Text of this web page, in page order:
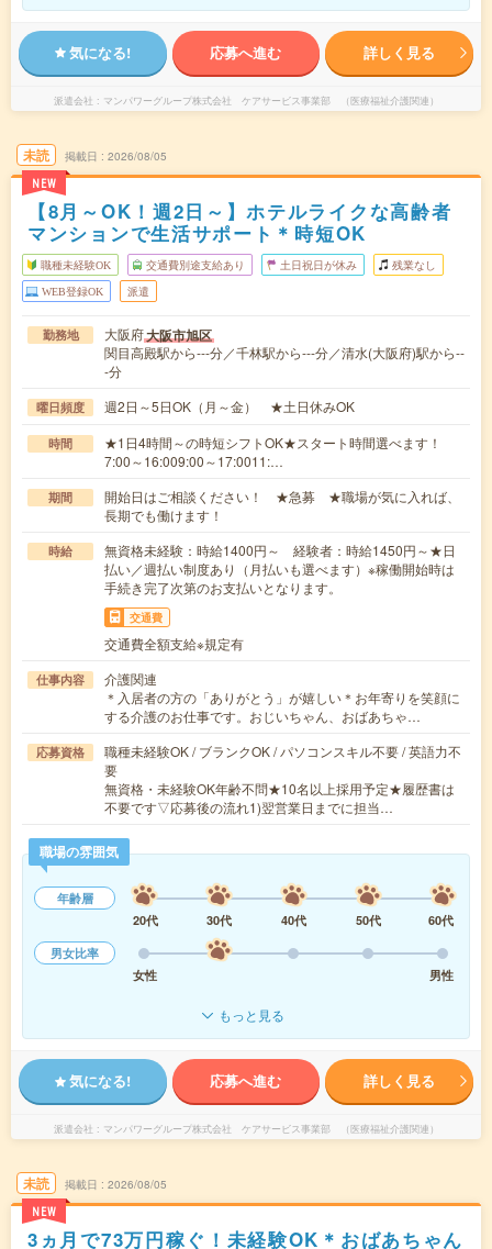
気になる! 応募へ進む 詳しく見る
派遣会社 マンパワーグループ株式会社 ケアサービス事業部 （医療福祉介護関連）
未読
NEW
掲載日 2026/08/05
【8月～OK！週2日～】ホテルライクな高齢者
マンションで生活サポート＊時短OK
職種未経験OK 交通費別途支給あり 土日祝日が休み 残業なし
WEB登録OK 派遣
勤務地 大阪府大阪市旭区
関目高殿駅から---分／千林駅から---分／清水(大阪府)駅から--
-分
曜日頻度 週2日～5日OK（月～金） ★土日休みOK
時間
★1日4時間～の時短シフトOK★スタート時間選べます！
7:00～16:009:00～17:0011:…
期間
開始日はご相談ください！ ★急募 ★職場が気に入れば、
長期でも働けます！
時給
無資格未経験：時給1400円～ 経験者：時給1450円～★日
払い／週払い制度あり（月払いも選べます）※稼働開始時は
手続き完了次第のお支払いとなります。
交通費
交通費全額支給※規定有
仕事内容
介護関連
＊入居者の方の「ありがとう」が嬉しい＊お年寄りを笑顔に
する介護のお仕事です。おじいちゃん、おばあちゃ…
応募資格
職種未経験OK / ブランクOK / パソコンスキル不要 / 英語力不
要
無資格・未経験OK年齢不問★10名以上採用予定★履歴書は
不要です▽応募後の流れ1)翌営業日までに担当…
職場の雰囲気
年齢層
20代
30代 40代 50代
60代
男女比率
女性
男性
もっと見る
気になる! 応募へ進む 詳しく見る
派遣会社 マンパワーグループ株式会社 ケアサービス事業部 （医療福祉介護関連）
未読
NEW
掲載日 2026/08/05
3ヵ月で73万円稼ぐ！未経験OK＊おばあちゃん